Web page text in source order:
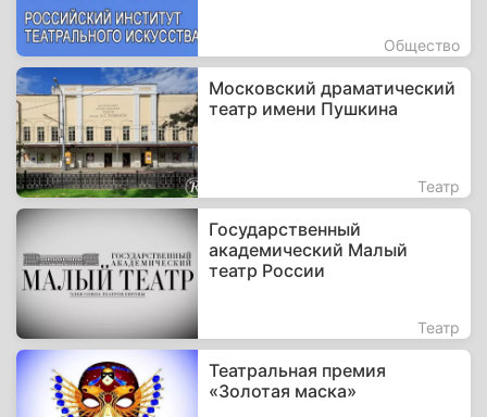
Общество
Московский драматический
театр имени Пушкина
Театр
Государственный
академический Малый
театр России
Театр
Театральная премия
«Золотая маска»